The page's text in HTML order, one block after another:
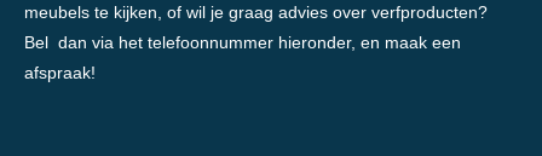
meubels te kijken, of wil je graag advies over verfproducten?
Bel dan via het telefoonnummer hieronder, en maak een
afspraak!